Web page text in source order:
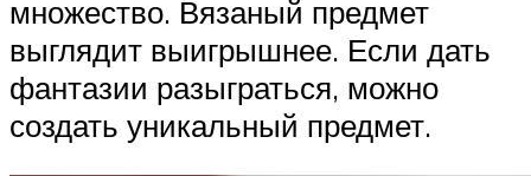
множество. Вязаный предмет
выглядит выигрышнее. Если дать
фантазии разыграться, можно
создать уникальный предмет.